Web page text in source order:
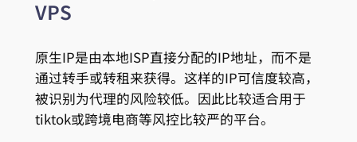
VPS
原生IP是由本地ISP直接分配的IP地址，而不是
通过转手或转租来获得。这样的IP可信度较高，
被识别为代理的风险较低。因此比较适合用于
tiktok或跨境电商等风控比较严的平台。